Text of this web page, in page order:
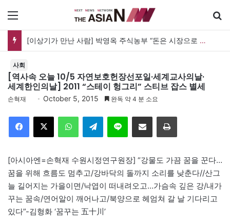
[신간] 대통령의 등 뒤 1미터…“보이지 않는 자리에서 누구를 지킨다는 것”
사회
[역사속 오늘 10/5 자연보호헌장선포일·세계교사의날·
세계한인의날] 2011 “스테이 헝그리” 스티브 잡스 별세
손혁재 October 5, 2015 완독 약 4 분 소요
Telegram 이메일
[아시아엔=손혁재 수원시정연구원장] “강물도 가끔 꿈을 꾼다…
꿈을 위해 흐름도 멈추고/강바닥의 돌까지 소리를 낮춘다//산그
늘 길어지는 가을이면/낙엽이 떠내려오고…가슴속 깊은 강/내가
꾸는 꿈속/연어알이 깨어나고/북양으로 헤엄쳐 갈 날 기다리고
있다”-김형화 ‘꿈꾸는 五十川’